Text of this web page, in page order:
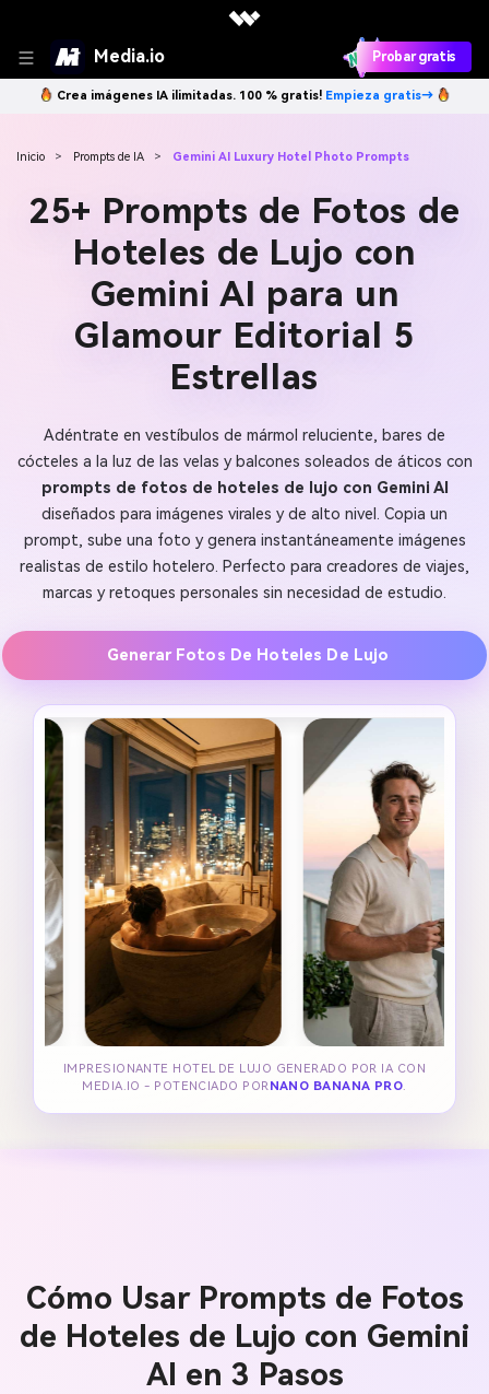
Media.io Probar gratis
Crea imágenes IA ilimitadas. 100 % gratis! Empieza gratis→
Inicio > Prompts de IA > Gemini AI Luxury Hotel Photo Prompts
25+ Prompts de Fotos de
Hoteles de Lujo con
Gemini AI para un
Glamour Editorial 5
Estrellas
Adéntrate en vestíbulos de mármol reluciente, bares de
cócteles a la luz de las velas y balcones soleados de áticos con
prompts de fotos de hoteles de lujo con Gemini AI
diseñados para imágenes virales y de alto nivel. Copia un
prompt, sube una foto y genera instantáneamente imágenes
realistas de estilo hotelero. Perfecto para creadores de viajes,
marcas y retoques personales sin necesidad de estudio.
Generar Fotos De Hoteles De Lujo
IMPRESIONANTE HOTEL DE LUJO GENERADO POR IA CON
MEDIA.IO - POTENCIADO POR NANO BANANA PRO.
Cómo Usar Prompts de Fotos
de Hoteles de Lujo con Gemini
AI en 3 Pasos